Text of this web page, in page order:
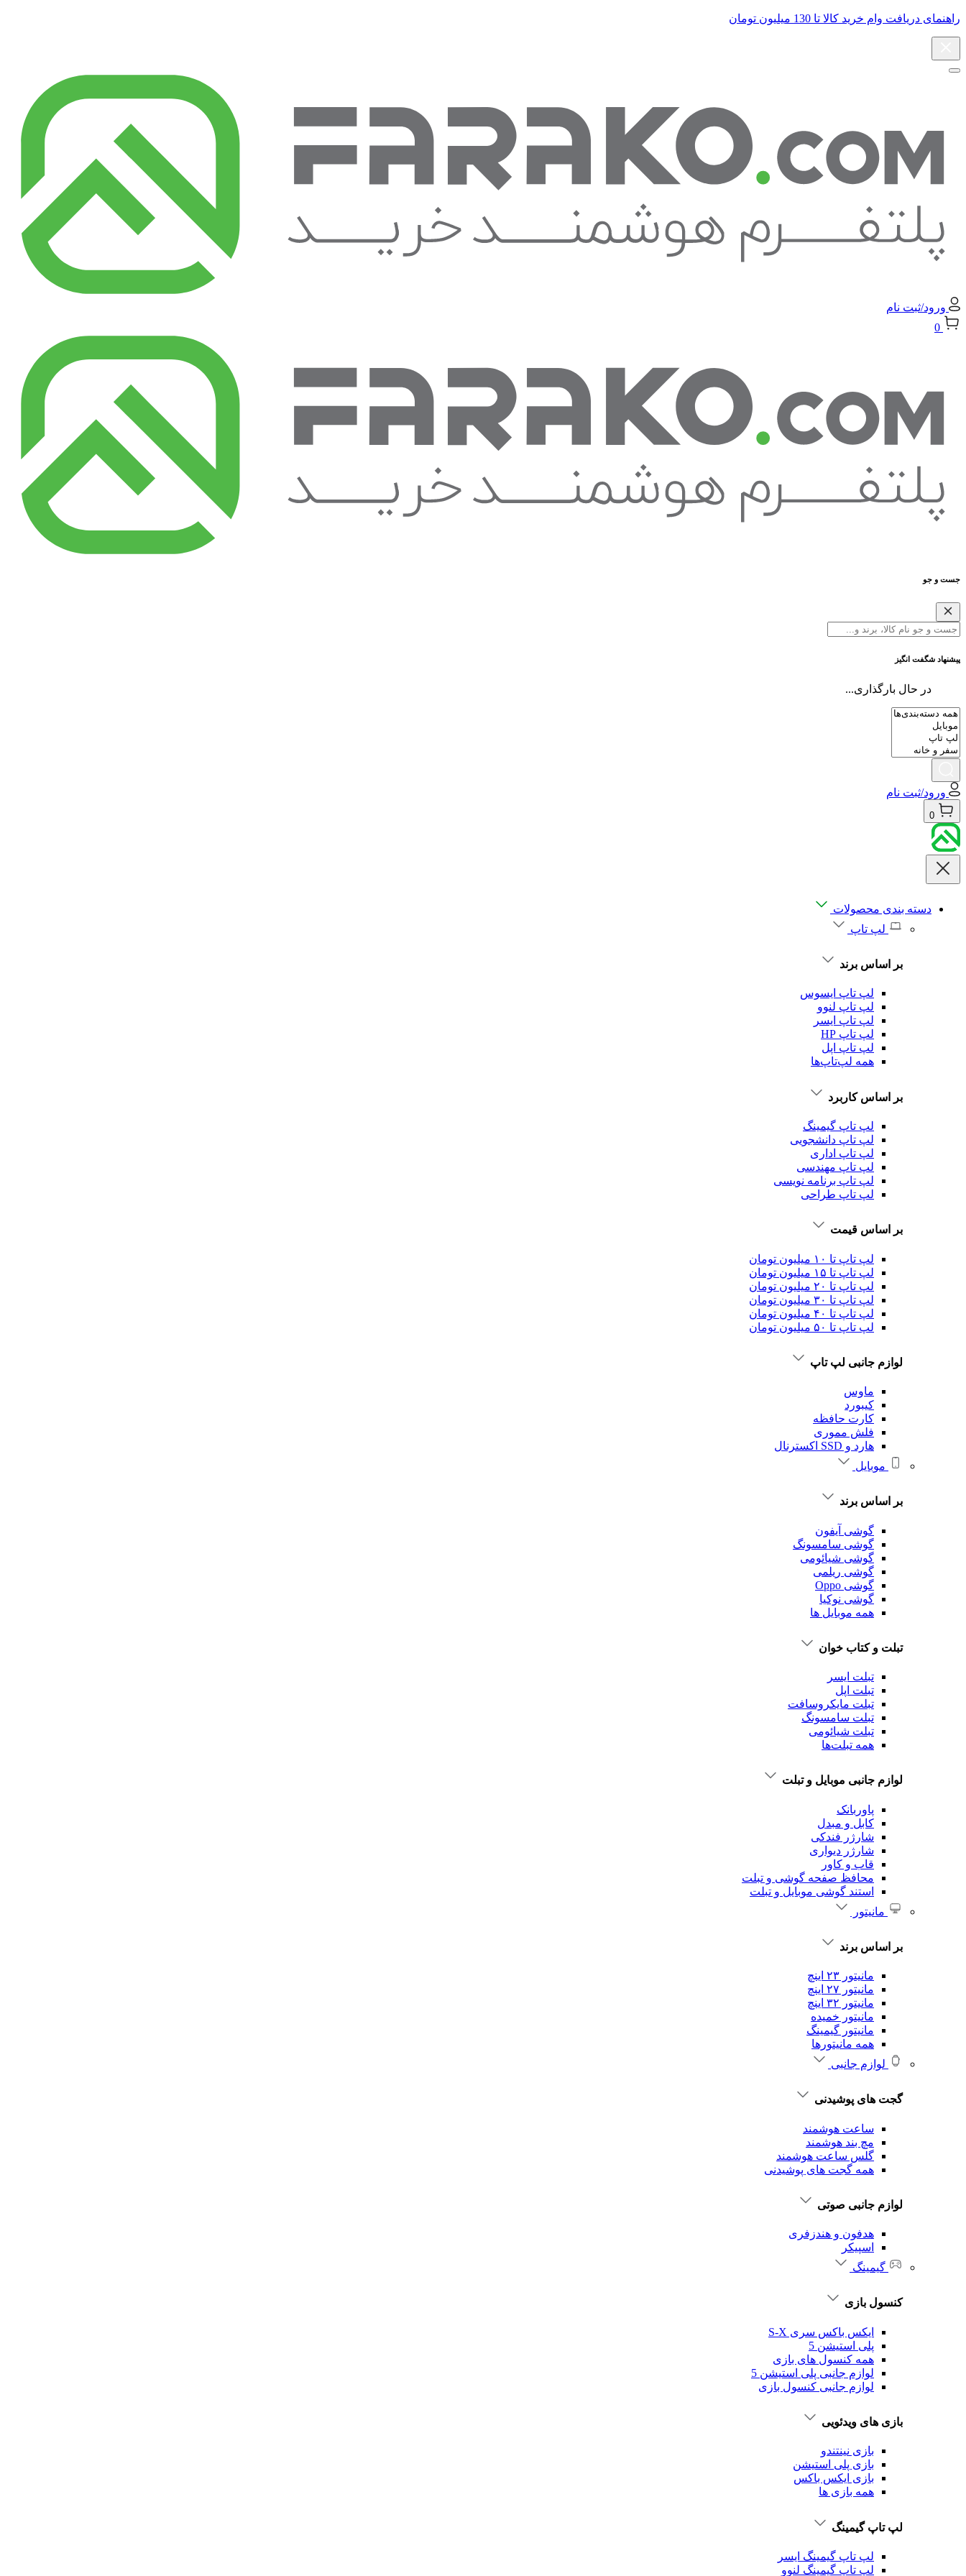
راهنمای دریافت وام خرید کالا تا 130 میلیون تومان
ورود/ثبت نام
0
جست و جو
پیشنهاد شگفت انگیز
در حال بارگذاری...
ورود/ثبت نام
0
دسته بندی محصولات
لپ تاپ
بر اساس برند
لپ تاپ ایسوس
لپ تاپ لنوو
لپ تاپ ایسر
لپ تاپ HP
لپ تاپ اپل
همه لپ‌تاپ‌ها
بر اساس کاربرد
لپ تاپ گیمینگ
لپ تاپ دانشجویی
لپ تاپ اداری
لپ تاپ مهندسی
لپ تاپ برنامه نویسی
لپ تاپ طراحی
بر اساس قیمت
لپ تاپ تا ۱۰ میلیون تومان
لپ تاپ تا ۱۵ میلیون تومان
لپ تاپ تا ۲۰ میلیون تومان
لپ تاپ تا ۳۰ میلیون تومان
لپ تاپ تا ۴۰ میلیون تومان
لپ تاپ تا ۵۰ میلیون تومان
لوازم جانبی لپ تاپ
ماوس
کیبورد
کارت حافظه
فلش مموری
هارد و SSD اکسترنال
موبایل
بر اساس برند
گوشی آیفون
گوشی سامسونگ
گوشی شیائومی
گوشی ریلمی
گوشی Oppo
گوشی نوکیا
همه موبایل ها
تبلت و کتاب خوان
تبلت ایسر
تبلت اپل
تبلت‌ مایکروسافت
تبلت‌ سامسونگ
تبلت شیائومی
همه تبلت‌ها
لوازم جانبی موبایل و تبلت
پاوربانک
کابل و مبدل
شارژر فندکی
شارژر دیواری
قاب و کاور
محافظ صفحه گوشی و تبلت
استند گوشی موبایل و تبلت
مانیتور
بر اساس برند
مانیتور ۲۳ اینچ
مانیتور ۲۷ اینچ
مانیتور ۳۲ اینچ
مانیتور خمیده
مانیتور گیمینگ
همه مانیتورها
لوازم جانبی
گجت های پوشیدنی
ساعت هوشمند
مچ بند هوشمند
گلس ساعت هوشمند
همه گجت های پوشیدنی
لوازم جانبی صوتی
هدفون و هندزفری
اسپیکر
گیمینگ
کنسول بازی
ایکس باکس سری S-X
پلی استیشن 5
همه کنسول های بازی
لوازم جانبی پلی استیشن 5
لوازم جانبی کنسول بازی
بازی های ویدئویی
بازی نینتندو
بازی پلی استیشن
بازی ایکس باکس
همه بازی ها
لپ تاپ گیمینگ
لپ تاپ گیمینگ ایسر
لپ تاپ گیمینگ لنوو